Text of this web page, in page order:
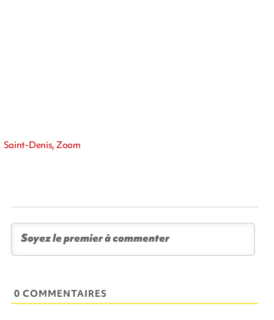
Saint-Denis, Zoom
0 COMMENTAIRES